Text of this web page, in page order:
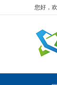
您好，